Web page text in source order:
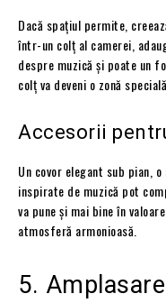
Dacă spațiul permite,
într-un colț al camerei,
despre muzică și poate un
colț va deveni o zonă
Accesorii
Un covor elegant sub pian,
inspirate de muzică pot
va pune și mai bine în
atmosferă armonioasă.
5.